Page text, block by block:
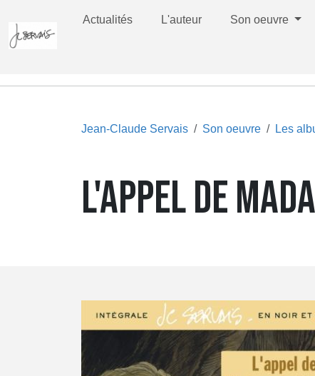
Actualités L'auteur Son oeuvre
Jean-Claude Servais Son oeuvre Les
L'APPEL DE